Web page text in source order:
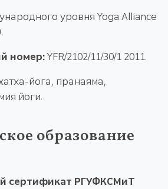
уровня Yoga Alliance
номер:YFR/2102/11/30/1 2011.
йога, пранаяма,
йоги.
образование
сертификат РГУФКСМиТ